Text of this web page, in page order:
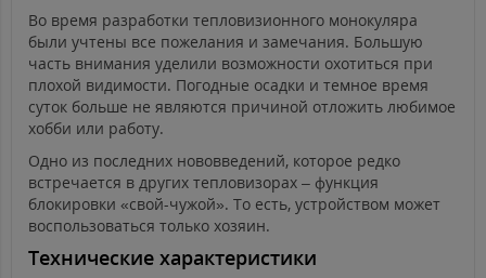
Во время разработки тепловизионного монокуляра
были учтены все пожелания и замечания. Большую
часть внимания уделили возможности охотиться при
плохой видимости. Погодные осадки и темное время
суток больше не являются причиной отложить любимое
хобби или работу.
Одно из последних нововведений, которое редко
встречается в других тепловизорах – функция
блокировки «свой-чужой». То есть, устройством может
воспользоваться только хозяин.
Технические характеристики